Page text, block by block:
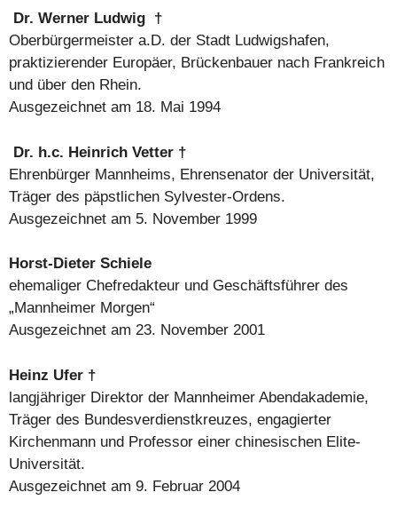
Dr. Werner Ludwig †
Oberbürgermeister a.D. der Stadt Ludwigshafen,
praktizierender Europäer, Brückenbauer nach Frankreich
und über den Rhein.
Ausgezeichnet am 18. Mai 1994
Dr. h.c. Heinrich Vetter †
Ehrenbürger Mannheims, Ehrensenator der Universität,
Träger des päpstlichen Sylvester-Ordens.
Ausgezeichnet am 5. November 1999
Horst-Dieter Schiele
ehemaliger Chefredakteur und Geschäftsführer des
„Mannheimer Morgen“
Ausgezeichnet am 23. November 2001
Heinz Ufer †
langjähriger Direktor der Mannheimer Abendakademie,
Träger des Bundesverdienstkreuzes, engagierter
Kirchenmann und Professor einer chinesischen Elite-
Universität.
Ausgezeichnet am 9. Februar 2004